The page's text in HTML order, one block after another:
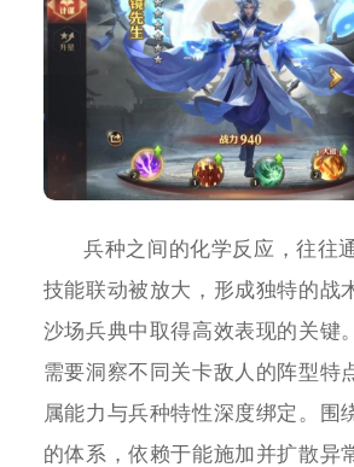
兵种之间的化学反应，往往
技能联动被放大，形成独特的战
沙场兵典中取得高效表现的关键
需要洞察不同关卡敌人的阵型特
属能力与兵种特性深度绑定。围
的体系，依赖于能施加并扩散异